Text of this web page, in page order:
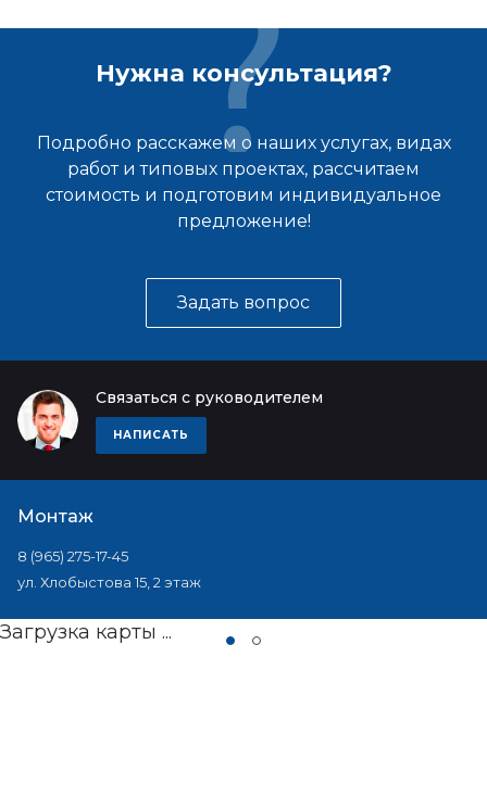
Нужна консультация?
Подробно расскажем о наших услугах, видах
работ и типовых проектах, рассчитаем
стоимость и подготовим индивидуальное
предложение!
Задать вопрос
Связаться с руководителем
НАПИСАТЬ
Монтаж
8 (965) 275-17-45
ул. Хлобыстова 15, 2 этаж
Загрузка карты ...